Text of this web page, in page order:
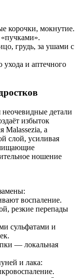
корочки, мокнутие.
грудь, за ушами с
ухода и аптечного
детали
избыток
Malassezia, а
слой, усиливая
ношение
воспаление.
резкие перепады
сульфатами и
— локальная
и лака: